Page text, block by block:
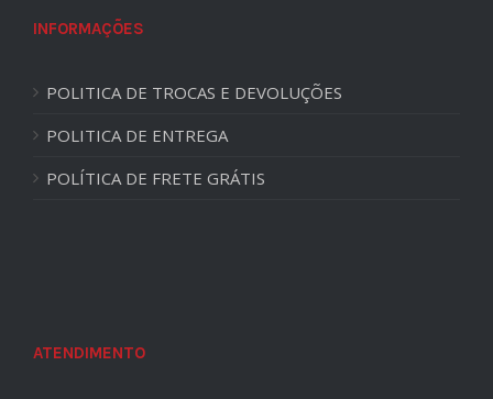
INFORMAÇÕES
POLITICA DE TROCAS E DEVOLUÇÕES
POLITICA DE ENTREGA
POLÍTICA DE FRETE GRÁTIS
ATENDIMENTO